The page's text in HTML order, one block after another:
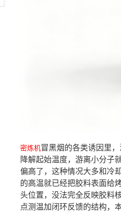
密炼机冒黑烟的各类诱因里
降解起始温度，游离小分子
偏高了，这种情况大多和冷
的高温就已经把胶料表面给
头位置，没法完全反映胶料
点测温加闭环反馈的结构，